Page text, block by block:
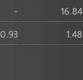
-
16.84
0.93 1.48